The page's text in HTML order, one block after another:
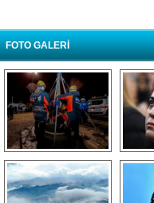
FOTO GALERİ
Bursa'da deprem
tatbikatı gerçeğini
aratmadı